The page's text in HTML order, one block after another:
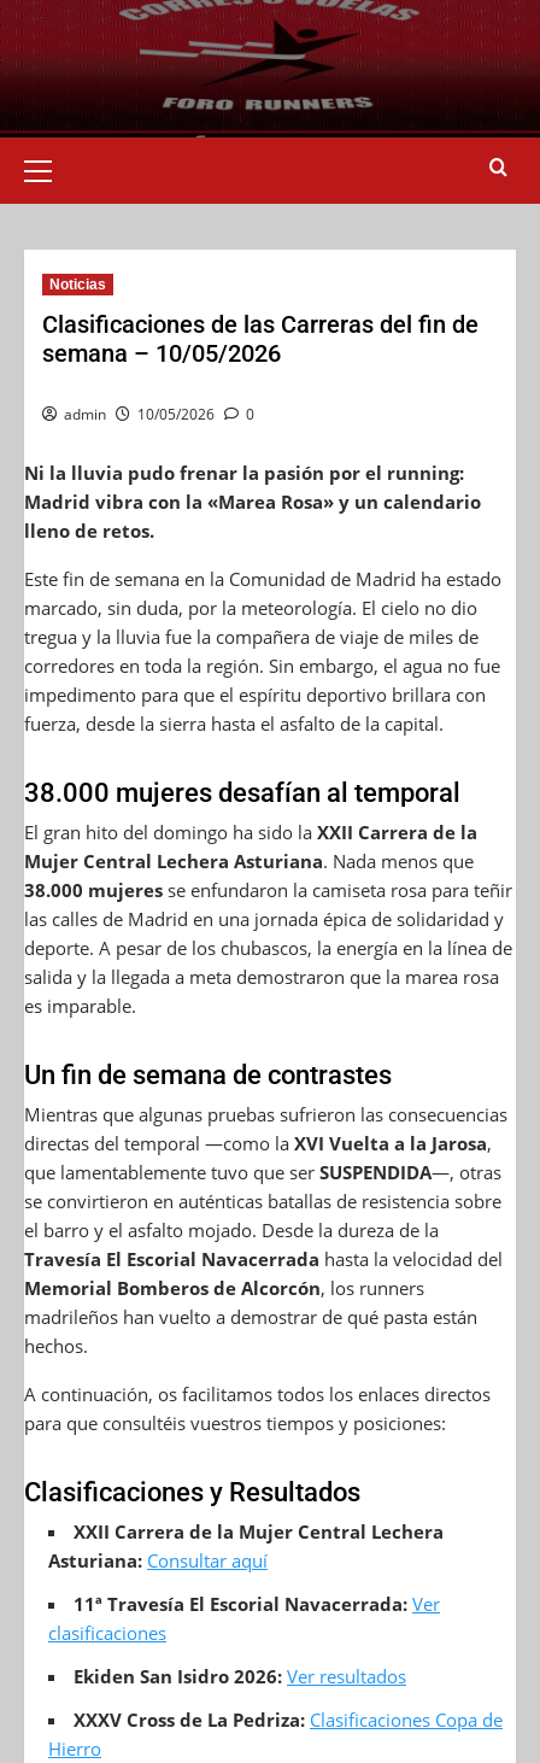
Noticias
Clasificaciones de las Carreras del fin de
semana – 10/05/2026
admin 10/05/2026 0
Ni la lluvia pudo frenar la pasión por el running:
Madrid vibra con la «Marea Rosa» y un calendario
lleno de retos.
Este fin de semana en la Comunidad de Madrid ha estado
marcado, sin duda, por la meteorología. El cielo no dio
tregua y la lluvia fue la compañera de viaje de miles de
corredores en toda la región. Sin embargo, el agua no fue
impedimento para que el espíritu deportivo brillara con
fuerza, desde la sierra hasta el asfalto de la capital.
38.000 mujeres desafían al temporal
El gran hito del domingo ha sido la XXII Carrera de la
Mujer Central Lechera Asturiana. Nada menos que
38.000 mujeres se enfundaron la camiseta rosa para teñir
las calles de Madrid en una jornada épica de solidaridad y
deporte. A pesar de los chubascos, la energía en la línea de
salida y la llegada a meta demostraron que la marea rosa
es imparable.
Un fin de semana de contrastes
Mientras que algunas pruebas sufrieron las consecuencias
directas del temporal —como la XVI Vuelta a la Jarosa,
que lamentablemente tuvo que ser SUSPENDIDA—, otras
se convirtieron en auténticas batallas de resistencia sobre
el barro y el asfalto mojado. Desde la dureza de la
Travesía El Escorial Navacerrada hasta la velocidad del
Memorial Bomberos de Alcorcón, los runners
madrileños han vuelto a demostrar de qué pasta están
hechos.
A continuación, os facilitamos todos los enlaces directos
para que consultéis vuestros tiempos y posiciones:
Clasificaciones y Resultados
XXII Carrera de la Mujer Central Lechera
Asturiana: Consultar aquí
11ª Travesía El Escorial Navacerrada: Ver
clasificaciones
Ekiden San Isidro 2026: Ver resultados
XXXV Cross de La Pedriza: Clasificaciones Copa de
Hierro